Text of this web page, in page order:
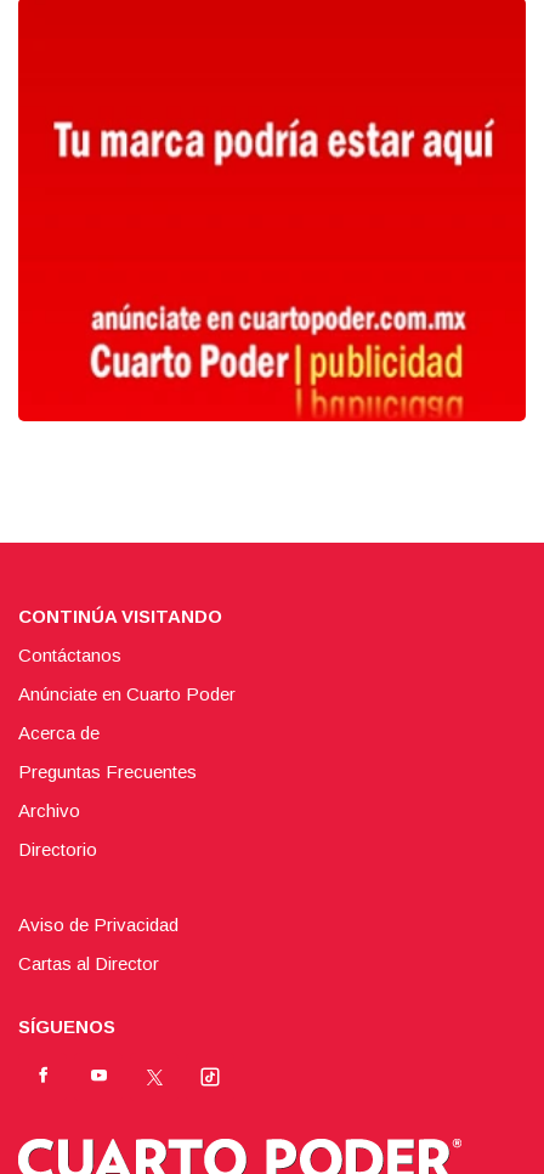
CONTINÚA VISITANDO
Contáctanos
Anúnciate en Cuarto Poder
Acerca de
Preguntas Frecuentes
Archivo
Directorio
Aviso de Privacidad
Cartas al Director
SÍGUENOS